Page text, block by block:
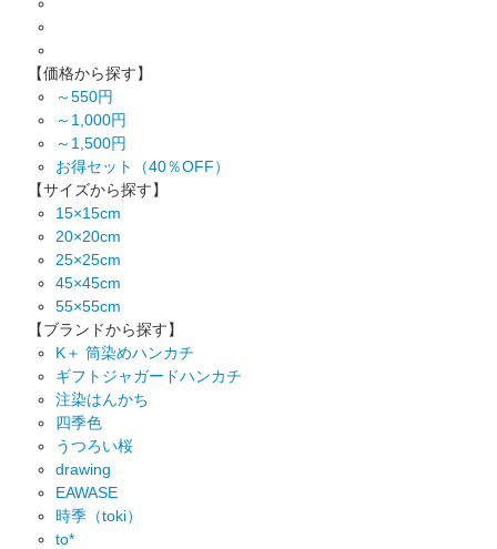
【価格から探す】
～550円
～1,000円
～1,500円
お得セット（40％OFF）
【サイズから探す】
15×15cm
20×20cm
25×25cm
45×45cm
55×55cm
【ブランドから探す】
K＋ 筒染めハンカチ
ギフトジャガードハンカチ
注染はんかち
四季色
うつろい桜
drawing
EAWASE
時季（toki）
to*